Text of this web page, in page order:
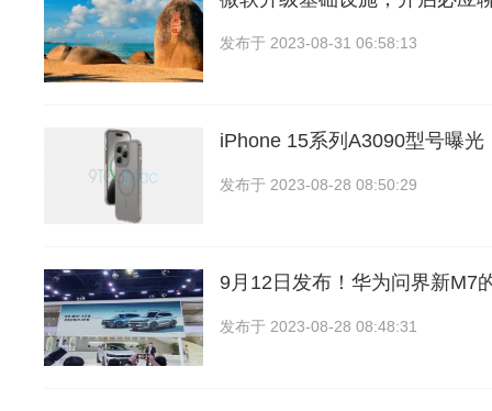
发布于 2023-08-31 06:58:13
iPhone 15系列A3090型号曝光
发布于 2023-08-28 08:50:29
9月12日发布！华为问界新M7
发布于 2023-08-28 08:48:31